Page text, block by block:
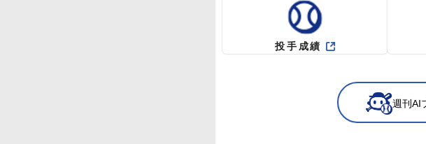
投手成績
週刊AI